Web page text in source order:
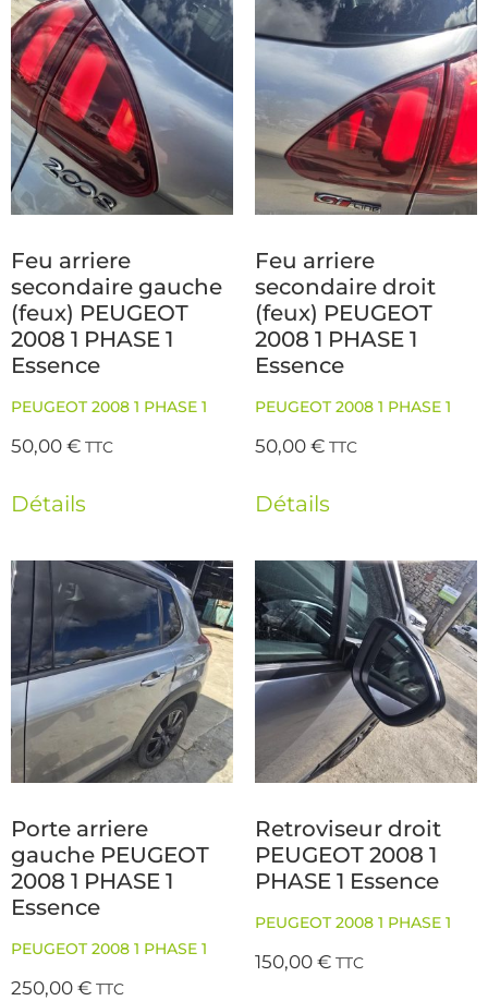
Feu arriere
secondaire gauche
(feux) PEUGEOT
2008 1 PHASE 1
Essence
PEUGEOT 2008 1 PHASE 1
50,00€ TTC
Détails
Feu arriere
secondaire droit
(feux) PEUGEOT
2008 1 PHASE 1
Essence
PEUGEOT 2008 1 PHASE 1
50,00€ TTC
Détails
Porte arriere
gauche PEUGEOT
2008 1 PHASE 1
Essence
PEUGEOT 2008 1 PHASE 1
250,00€ TTC
Retroviseur droit
PEUGEOT 2008 1
PHASE 1 Essence
PEUGEOT 2008 1 PHASE 1
150,00€ TTC